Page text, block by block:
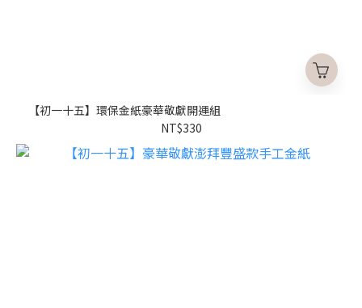
【初一十五】環保金紙豪華敬獻開運組
NT$330